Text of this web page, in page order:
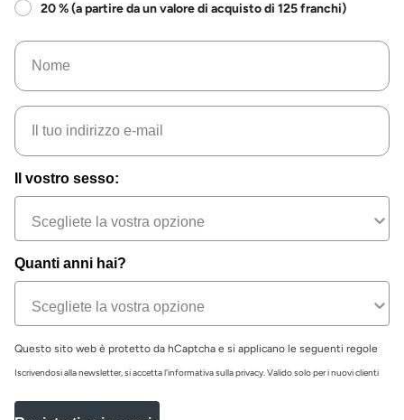
20 % (a partire da un valore di acquisto di 125 franchi)
Nome
e-mail
Il vostro sesso:
Quanti anni hai?
Questo sito web è protetto da hCaptcha e si applicano le seguenti regole
Iscrivendosi alla newsletter, si accetta l'informativa sulla privacy. Valido solo per i nuovi clienti